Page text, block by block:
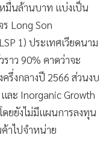
มื่นล้านบาท แบ่งเป็น
ร Long Son
1) ประเทศเวียดนาม
าว 90% คาดว่าจะ
ครึ่งกลางปี 2566 ส่วนงบ
ละ Inorganic Growth
ยยังไม่มีแผนการลงทุน
ค้าไปจำหน่าย